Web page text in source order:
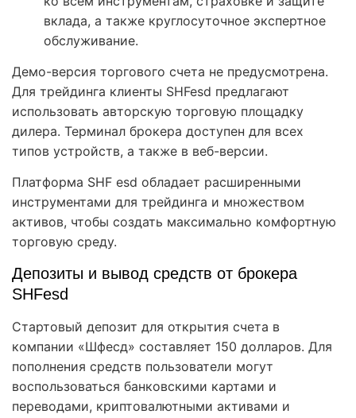
вклада, а также круглосуточное экспертное
обслуживание.
Демо-версия торгового счета не предусмотрена.
Для трейдинга клиенты SHFesd предлагают
использовать авторскую торговую площадку
дилера. Терминал брокера доступен для всех
типов устройств, а также в веб-версии.
Платформа SHF esd обладает расширенными
инструментами для трейдинга и множеством
активов, чтобы создать максимально комфортную
торговую среду.
Депозиты и вывод средств от брокера
SHFesd
Стартовый депозит для открытия счета в
компании «Шфесд» составляет 150 долларов. Для
пополнения средств пользователи могут
воспользоваться банковскими картами и
переводами, криптовалютными активами и